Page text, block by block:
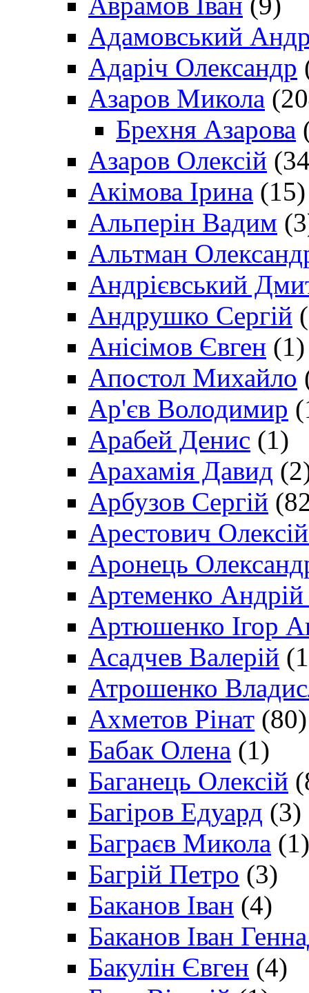
Адамовський
Адаріч Олександр
Азаров Микола
Брехня Азарова
Азаров Олексій
Акімова Ірина (15)
Альперін Вадим
Альтман
Андрієвський
Андрушко Сергій
Анісімов Євген (1)
Апостол Михайло
Ар'єв Володимир
Арабей Денис (1)
Арахамія Давид
Арбузов Сергій
Арестович
Аронець
Артеменко Андрій
Артюшенко Ігор
Асадчев Валерій
Атрошенко
Ахметов Рінат (80)
Бабак Олена (1)
Баганець Олексій
Багіров Едуард (3)
Баграєв Микола (1)
Багрій Петро (3)
Баканов Іван (4)
Баканов Іван
Бакулін Євген (4)